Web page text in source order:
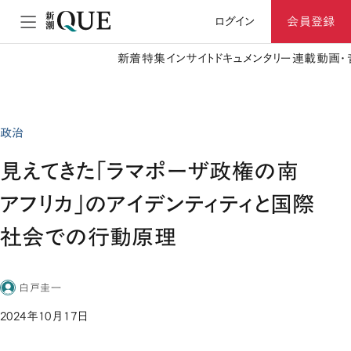
ログイン 会員登録
新着特集 インサイト ドキュメンタリー 連載動画
政治
見えてきた「ラマポーザ政権の南
アフリカ」のアイデンティティと国際
社会での行動原理
白戸圭一
2024年10月17日